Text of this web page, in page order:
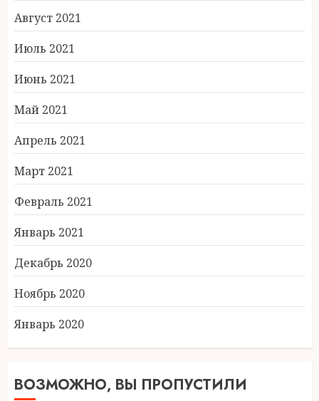
Август 2021
Июль 2021
Июнь 2021
Май 2021
Апрель 2021
Март 2021
Февраль 2021
Январь 2021
Декабрь 2020
Ноябрь 2020
Январь 2020
ВОЗМОЖНО, ВЫ ПРОПУСТИЛИ